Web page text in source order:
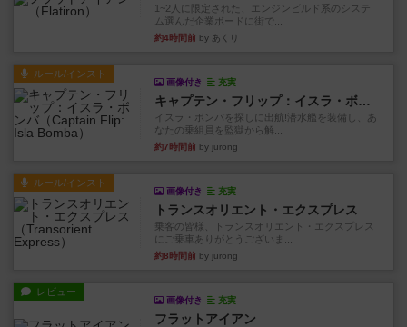
1~2人に限定された、エンジンビルド系のシステ
ム選んだ企業ボードに街で...
約4時間前 by あくり
ルール/インスト
画像付き 充実
キャプテン・フリップ：イスラ・ボンバ
イスラ・ボンバを探しに出航!潜水艦を装備し、あ
なたの乗組員を監獄から解...
約7時間前 by jurong
ルール/インスト
画像付き 充実
トランスオリエント・エクスプレス
乗客の皆様、トランスオリエント・エクスプレス
にご乗車ありがとうございま...
約8時間前 by jurong
レビュー
画像付き 充実
フラットアイアン